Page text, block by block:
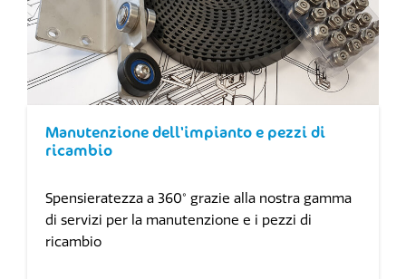
Manutenzione dell'impianto e pezzi di
ricambio
Spensieratezza a 360° grazie alla nostra gamma
di servizi per la manutenzione e i pezzi di
ricambio